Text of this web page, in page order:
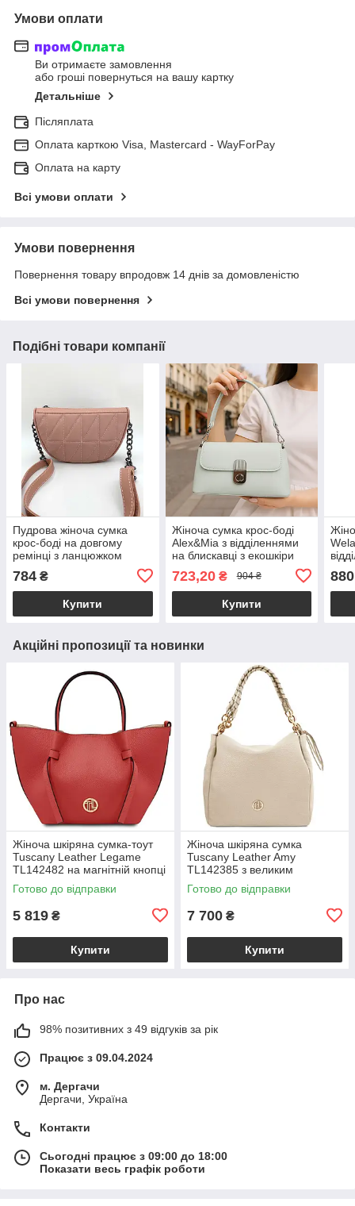
Умови оплати
Ви отримаєте замовлення
або гроші повернуться на вашу картку
Детальніше
Післяплата
Оплата карткою Visa, Mastercard - WayForPay
Оплата на карту
Всі умови оплати
Умови повернення
Повернення товару впродовж 14 днів за домовленістю
Всі умови повернення
Подібні товари компанії
Пудрова жіноча сумка
крос-боді на довгому
ремінці з ланцюжком
«Лайзі» стьобана екошкіра
Welassie
784 ₴
Купити
Жіноча сумка крос-боді
Alex&Mia з відділеннями
на блискавці з екошкіри
723,20₴ 904 ₴
Купити
880
Акційні пропозиції та новинки
Жіноча шкіряна сумка-тоут
Tuscany Leather Legame
TL142482 на магнітній кнопці
з плечовим ременем,
коралова BS2482_1_105
Готово до відправки
5 819 ₴
Купити
Жіноча шкіряна сумка
Tuscany Leather Amy
TL142385 з великим
відділенням і плечовим
ременем, бежева
Готово до відправки
7 700 ₴
Купити
Про нас
98% позитивних з 49 відгуків за рік
Працює з 09.04.2024
м. Дергачи
Дергачи, Україна
Контакти
Сьогодні працює з 09:00 до 18:00
Показати весь графік роботи